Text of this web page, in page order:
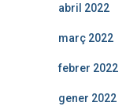
abril 2022
març 2022
febrer 2022
gener 2022